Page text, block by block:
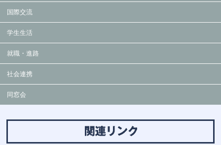
国際交流
学生生活
就職・進路
社会連携
同窓会